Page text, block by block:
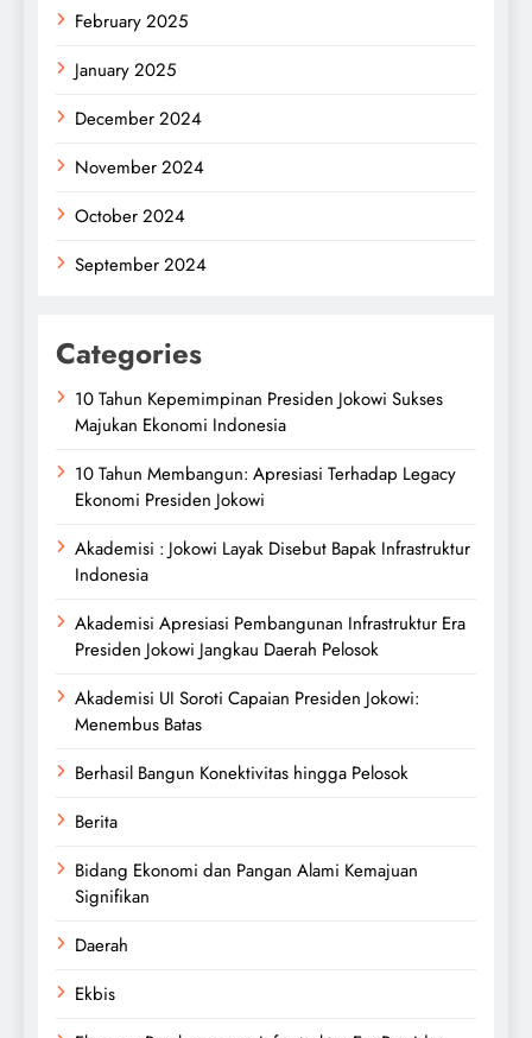
February 2025
January 2025
December 2024
November 2024
October 2024
September 2024
Categories
10 Tahun Kepemimpinan Presiden Jokowi Sukses
Majukan Ekonomi Indonesia
10 Tahun Membangun: Apresiasi Terhadap Legacy
Ekonomi Presiden Jokowi
Akademisi : Jokowi Layak Disebut Bapak Infrastruktur
Indonesia
Akademisi Apresiasi Pembangunan Infrastruktur Era
Presiden Jokowi Jangkau Daerah Pelosok
Akademisi UI Soroti Capaian Presiden Jokowi:
Menembus Batas
Berhasil Bangun Konektivitas hingga Pelosok
Berita
Bidang Ekonomi dan Pangan Alami Kemajuan
Signifikan
Daerah
Ekbis